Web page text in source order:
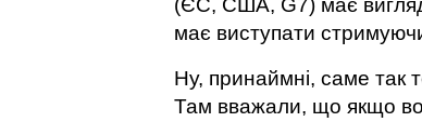
(ЄС, США, G7) має
має виступати
Ну, принаймні, саме так
Там вважали, що якщо